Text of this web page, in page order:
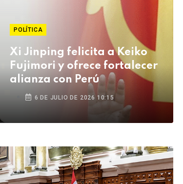
POLÍTICA
Xi Jinping felicita a Keiko
Fujimori y ofrece fortalecer
alianza con Perú
6 DE JULIO DE 2026 10:15